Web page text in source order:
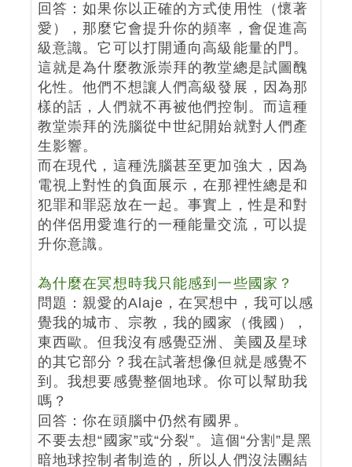
回答：如果你以正確的方式使用性（懷著
愛），那麼它會提升你的頻率，會促進高
級意識。它可以打開通向高級能量的門。
這就是為什麼教派崇拜的教堂總是試圖醜
化性。他們不想讓人們高級發展，因為那
樣的話，人們就不再被他們控制。而這種
教堂崇拜的洗腦從中世紀開始就對人們產
生影響。
而在現代，這種洗腦甚至更加強大，因為
電視上對性的負面展示，在那裡性總是和
犯罪和罪惡放在一起。事實上，性是和對
的伴侶用愛進行的一種能量交流，可以提
升你意識。
為什麼在冥想時我只能感到一些國家？
問題：親愛的Alaje，在冥想中，我可以感
覺我的城市、宗教，我的國家（俄國），
東西歐。但我沒有感覺亞洲、美國及星球
的其它部分？我在試著想像但就是感覺不
到。我想要感覺整個地球。你可以幫助我
嗎？
回答：你在頭腦中仍然有國界。
不要去想“國家”或“分裂”。這個“分割”是黑
暗地球控制者制造的，所以人們沒法團結